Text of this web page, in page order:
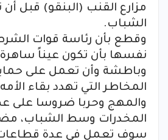
مزارع القنب (البنقو) قبل
الشباب.
وقطع بأن رئاسة قوات
نفسها بأن تكون عيناً ساهرة
وباطشة وأن تعمل على
المخاطر التي تهدد بقاء الأمه
والمهج وحربا ضروسا على
المخدرات وسط الشباب،
سوف تعمل في عدة قطاعات